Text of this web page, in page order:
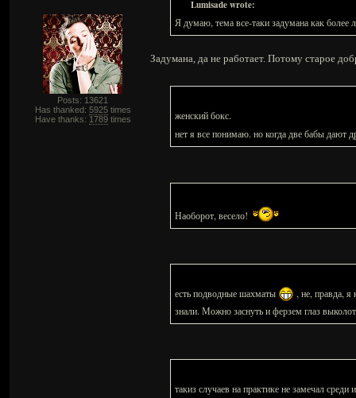
Posts: 13621
Has thanked: 5925times
Have thanks: 1789times
Lumisade wrote:
Я думаю, тема все-таки задумана как более
Задумана, да не работает. Потому старое
женский бокс.
нет я все понимаю. но когда две бабы дают
Наоборот, весело!
есть подводные шахматы
, не, правда,
знали. Можно заснуть и ферзем глаз
такиз случаев на практике не замечал